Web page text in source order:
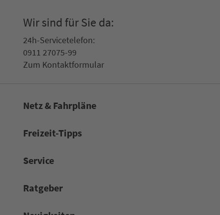
Wir sind für Sie da:
24h-Ser­vice­te­le­fon:
0911 27075-99
Zum Kon­taktformular
Netz & Fahrpläne
Frei­zeit-Tipps
Service
Rat­ge­ber